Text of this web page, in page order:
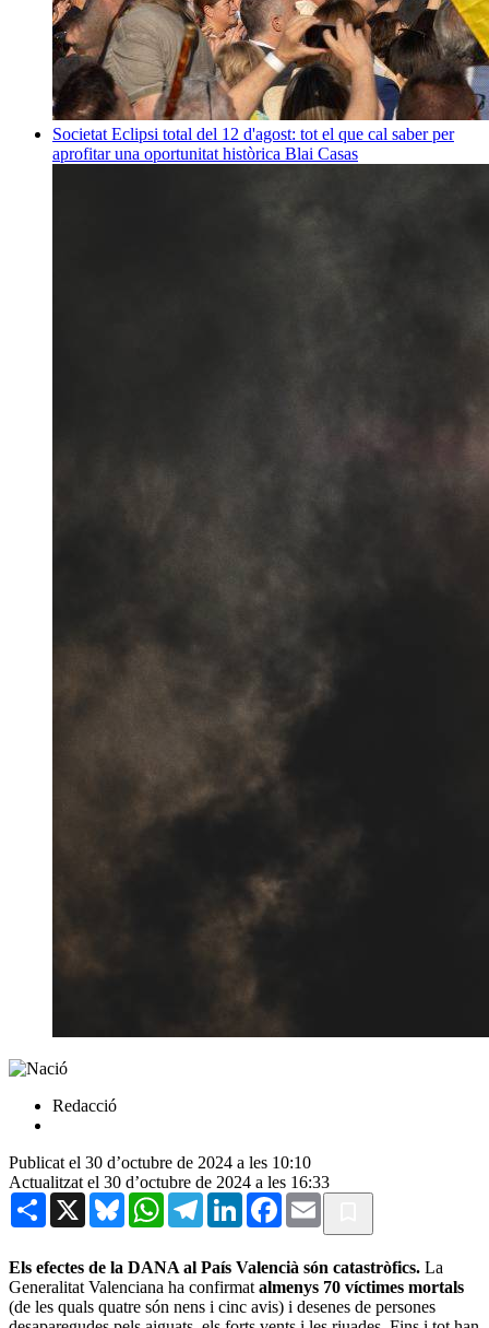
Societat Eclipsi total del 12 d'agost: tot el que cal saber per
aprofitar una oportunitat històrica Blai Casas
Redacció
Publicat el 30 d’octubre de 2024 a les 10:10
Actualitzat el 30 d’octubre de 2024 a les 16:33
Share X BlueskyWhatsAppTelegramLinkedInFacebook
Email
Els efectes de la DANA al País Valencià són catastròfics. La
Generalitat Valenciana ha confirmat almenys 70 víctimes mortals
(de les quals quatre són nens i cinc avis) i desenes de persones